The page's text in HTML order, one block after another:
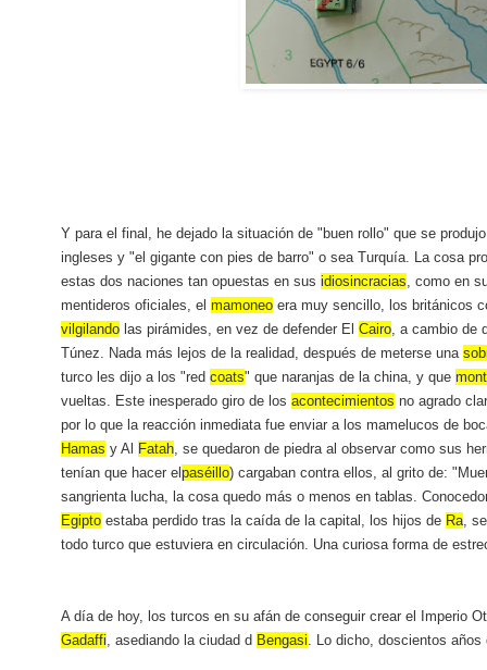
Y para el final, he dejado la situación de "buen rollo" que se
ingleses y "el gigante con pies de barro" o sea Turquía. La cosa
estas dos naciones tan opuestas en susidiosincracias, como en
mentideros oficiales, elmamoneo era muy sencillo, los británicos
vilgilando las pirámides, en vez de defender ElCairo, a cambio de
Túnez. Nada más lejos de la realidad, después de meterse una
turco les dijo a los "redcoats" que naranjas de la china, y que
vueltas. Este inesperado giro de losacontecimientos no agrado
por lo que la reacción inmediata fue enviar a los mamelucos de
Hamas y Al Fatah, se quedaron de piedra al observar como sus
tenían que hacer elpaséillo) cargaban contra ellos, al grito de:
sangrienta lucha, la cosa quedo más o menos en tablas.
Egipto estaba perdido tras la caída de la capital, los hijos de Ra,
todo turco que estuviera en circulación. Una curiosa forma de
A día de hoy, los turcos en su afán de conseguir crear el Imperio
Gadaffi, asediando la ciudad d Bengasi. Lo dicho, doscientos